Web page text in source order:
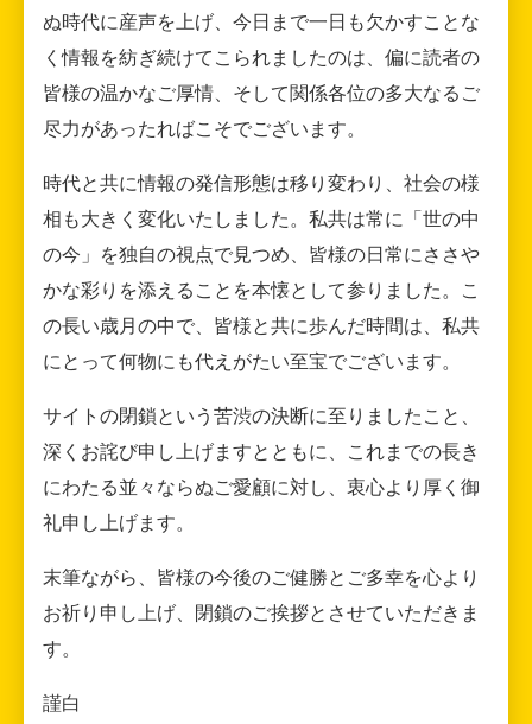
ぬ時代に産声を上げ、今日まで一日も欠かすことな
く情報を紡ぎ続けてこられましたのは、偏に読者の
皆様の温かなご厚情、そして関係各位の多大なるご
尽力があったればこそでございます。
時代と共に情報の発信形態は移り変わり、社会の様
相も大きく変化いたしました。私共は常に「世の中
の今」を独自の視点で見つめ、皆様の日常にささや
かな彩りを添えることを本懐として参りました。こ
の長い歳月の中で、皆様と共に歩んだ時間は、私共
にとって何物にも代えがたい至宝でございます。
サイトの閉鎖という苦渋の決断に至りましたこと、
深くお詫び申し上げますとともに、これまでの長き
にわたる並々ならぬご愛顧に対し、衷心より厚く御
礼申し上げます。
末筆ながら、皆様の今後のご健勝とご多幸を心より
お祈り申し上げ、閉鎖のご挨拶とさせていただきま
す。
謹白